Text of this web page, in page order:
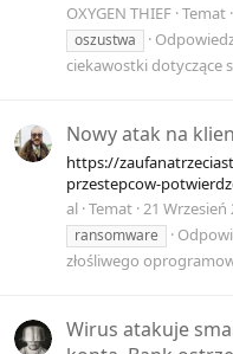
OXYGEN THIEF Temat
oszustwa
ciekawostki dotyczące
Nowy atak na
https://
przestepcow-
al Temat 21 Wrzesień
ransomware
złośliwego
Wirus atakuje